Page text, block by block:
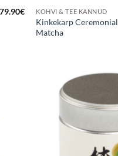
79.90€ KOHVI & TEE KANNUD
Kinkekarp Ceremonial
Matcha